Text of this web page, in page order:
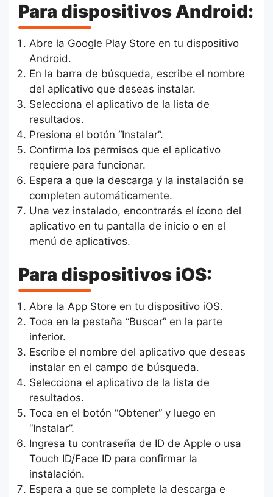
Para dispositivos Android:
Abre la Google Play Store en tu dispositivo
Android.
En la barra de búsqueda, escribe el nombre
del aplicativo que deseas instalar.
Selecciona el aplicativo de la lista de
resultados.
Presiona el botón “Instalar”.
Confirma los permisos que el aplicativo
requiere para funcionar.
Espera a que la descarga y la instalación se
completen automáticamente.
Una vez instalado, encontrarás el ícono del
aplicativo en tu pantalla de inicio o en el
menú de aplicativos.
Para dispositivos iOS:
Abre la App Store en tu dispositivo iOS.
Toca en la pestaña “Buscar” en la parte
inferior.
Escribe el nombre del aplicativo que deseas
instalar en el campo de búsqueda.
Selecciona el aplicativo de la lista de
resultados.
Toca en el botón “Obtener” y luego en
“Instalar”.
Ingresa tu contraseña de ID de Apple o usa
Touch ID/Face ID para confirmar la
instalación.
Espera a que se complete la descarga e